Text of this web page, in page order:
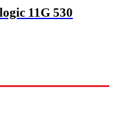
11G 530